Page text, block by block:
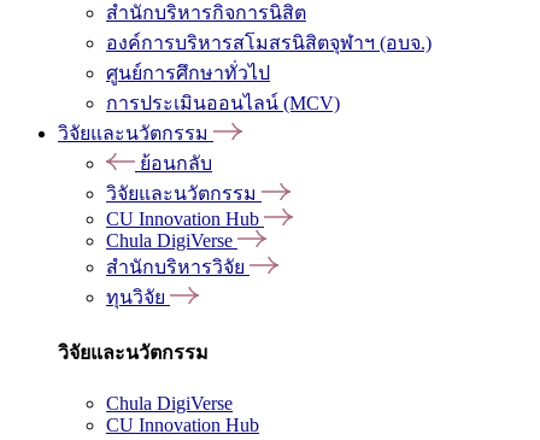
สำนักบริหารกิจการนิสิต
องค์การบริหารสโมสรนิสิตจุฬาฯ (อบจ.)
ศูนย์การศึกษาทั่วไป
การประเมินออนไลน์ (MCV)
วิจัยและนวัตกรรม
ย้อนกลับ
วิจัยและนวัตกรรม
CU Innovation Hub
Chula DigiVerse
สำนักบริหารวิจัย
ทุนวิจัย
วิจัยและนวัตกรรม
Chula DigiVerse
CU Innovation Hub